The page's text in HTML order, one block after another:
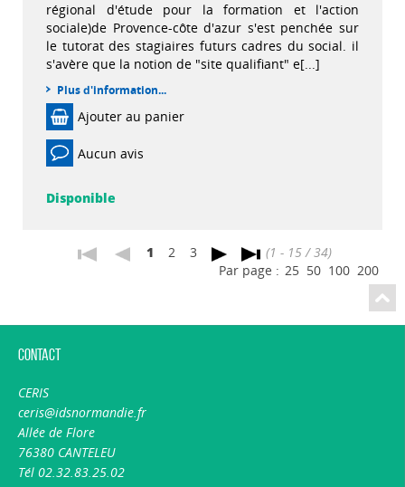
régional d'étude pour la formation et l'action
sociale)de Provence-côte d'azur s'est penchée sur
le tutorat des stagiaires futurs cadres du social. il
s'avère que la notion de "site qualifiant" e[...]
Plus d'information...
Ajouter au panier
Aucun avis
Disponible
1 2 3
(1 - 15 / 34)
Par page : 25 50 100 200
Contact
CERIS
ceris@idsnormandie.fr
Allée de Flore
76380 CANTELEU
Tél 02.32.83.25.02